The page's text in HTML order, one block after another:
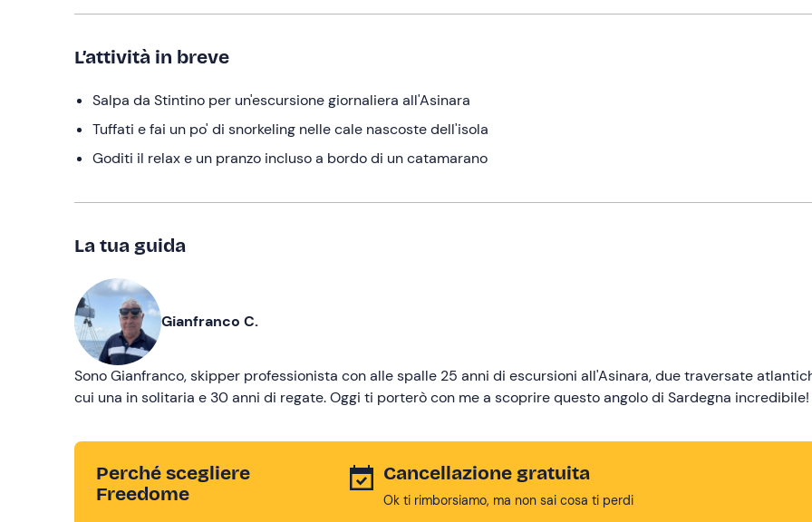
L’attività in breve
Salpa da Stintino per un'escursione giornaliera all'Asinara
Tuffati e fai un po' di snorkeling nelle cale nascoste dell'isola
Goditi il relax e un pranzo incluso a bordo di un catamarano
La tua guida
Gianfranco C.
Sono Gianfranco, skipper professionista con alle spalle 25 anni di escursioni all'Asinara, due traversate
cui una in solitaria e 30 anni di regate. Oggi ti porterò con me a scoprire questo angolo di Sardegna incredibile!
Perché scegliere
Freedome
Cancellazione gratuita
Ok ti rimborsiamo, ma non sai cosa ti perdi